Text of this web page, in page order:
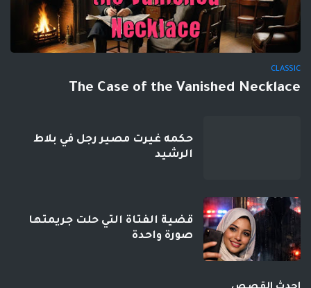
CLASSIC
The Case of the Vanished Necklace
حكمه غيرت مصير رجل في بلاط
الرشيد
قضية الفتاة التي حلت جريمتها
صورة واحدة